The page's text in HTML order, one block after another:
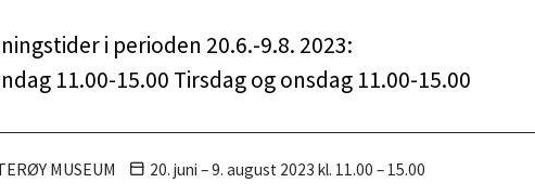
i perioden 20.6.-9.8. 2023:
11.00-15.00 Tirsdag og onsdag 11.00-15.00
MUSEUM 20. juni – 9. august 2023 kl. 11.00 – 15.00